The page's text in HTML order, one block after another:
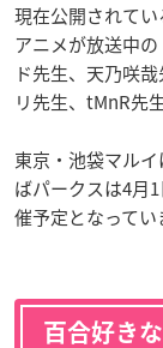
現在公開されて
アニメが放送中
ド先生、天乃咲
リ先生、tMnR先
東京・池袋マル
ばパークスは4月
催予定となってい
百合好き